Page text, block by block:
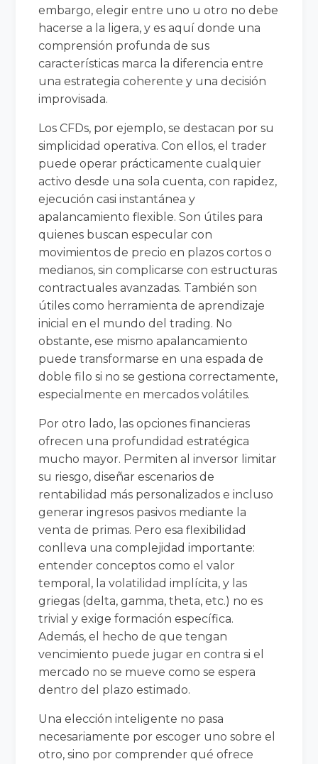
embargo, elegir entre uno u otro no debe
hacerse a la ligera, y es aquí donde una
comprensión profunda de sus
características marca la diferencia entre
una estrategia coherente y una decisión
improvisada.
Los CFDs, por ejemplo, se destacan por su
simplicidad operativa. Con ellos, el trader
puede operar prácticamente cualquier
activo desde una sola cuenta, con rapidez,
ejecución casi instantánea y
apalancamiento flexible. Son útiles para
quienes buscan especular con
movimientos de precio en plazos cortos o
medianos, sin complicarse con estructuras
contractuales avanzadas. También son
útiles como herramienta de aprendizaje
inicial en el mundo del trading. No
obstante, ese mismo apalancamiento
puede transformarse en una espada de
doble filo si no se gestiona correctamente,
especialmente en mercados volátiles.
Por otro lado, las opciones financieras
ofrecen una profundidad estratégica
mucho mayor. Permiten al inversor limitar
su riesgo, diseñar escenarios de
rentabilidad más personalizados e incluso
generar ingresos pasivos mediante la
venta de primas. Pero esa flexibilidad
conlleva una complejidad importante:
entender conceptos como el valor
temporal, la volatilidad implícita, y las
griegas (delta, gamma, theta, etc.) no es
trivial y exige formación específica.
Además, el hecho de que tengan
vencimiento puede jugar en contra si el
mercado no se mueve como se espera
dentro del plazo estimado.
Una elección inteligente no pasa
necesariamente por escoger uno sobre el
otro, sino por comprender qué ofrece